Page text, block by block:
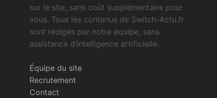
sur le site, sans coût supplémentaire pour
vous. Tous les contenus de Switch-Actu.fr
sont rédigés par notre équipe, sans
assistance d’intelligence artificielle.
Équipe du site
Recrutement
Contact